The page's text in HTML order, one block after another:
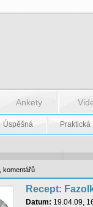
Ankety
Úspěšná Praktická
komentářů
Recept:
Datum: 19.04.09,